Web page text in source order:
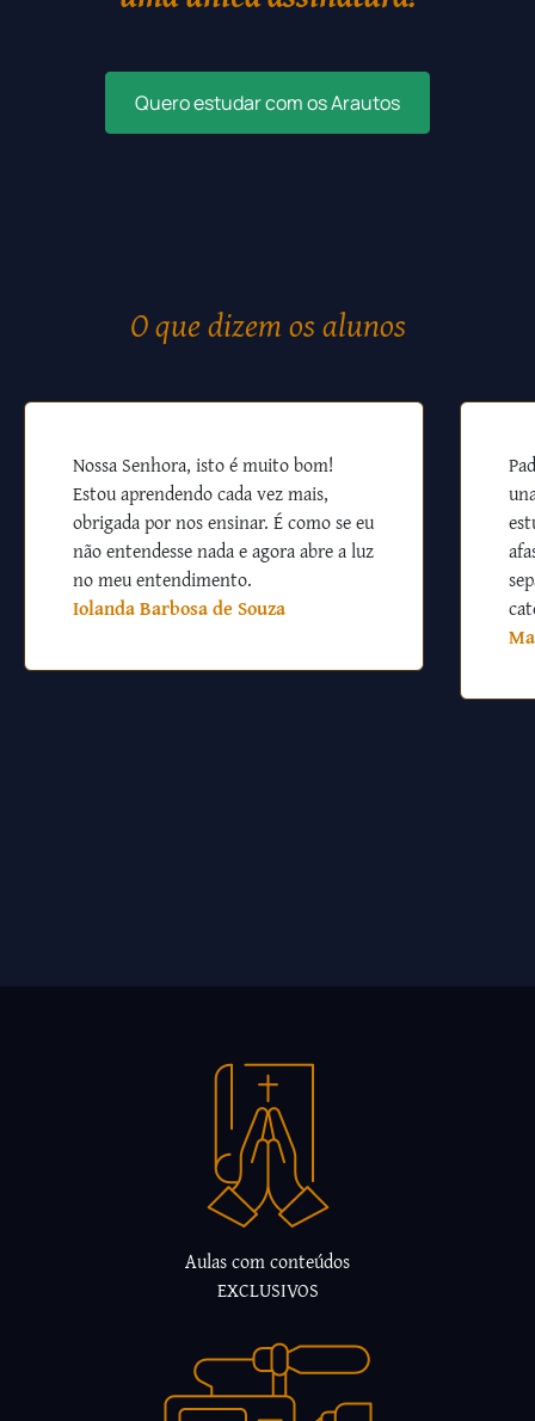
Quero estudar com os Arautos
O que dizem os alunos
Nossa Senhora, isto é muito bom!
Estou aprendendo cada vez mais,
obrigada por nos ensinar. É como se eu
não entendesse nada e agora abre a luz
no meu entendimento.
Iolanda Barbosa de Souza
Aulas com conteúdos
EXCLUSIVOS